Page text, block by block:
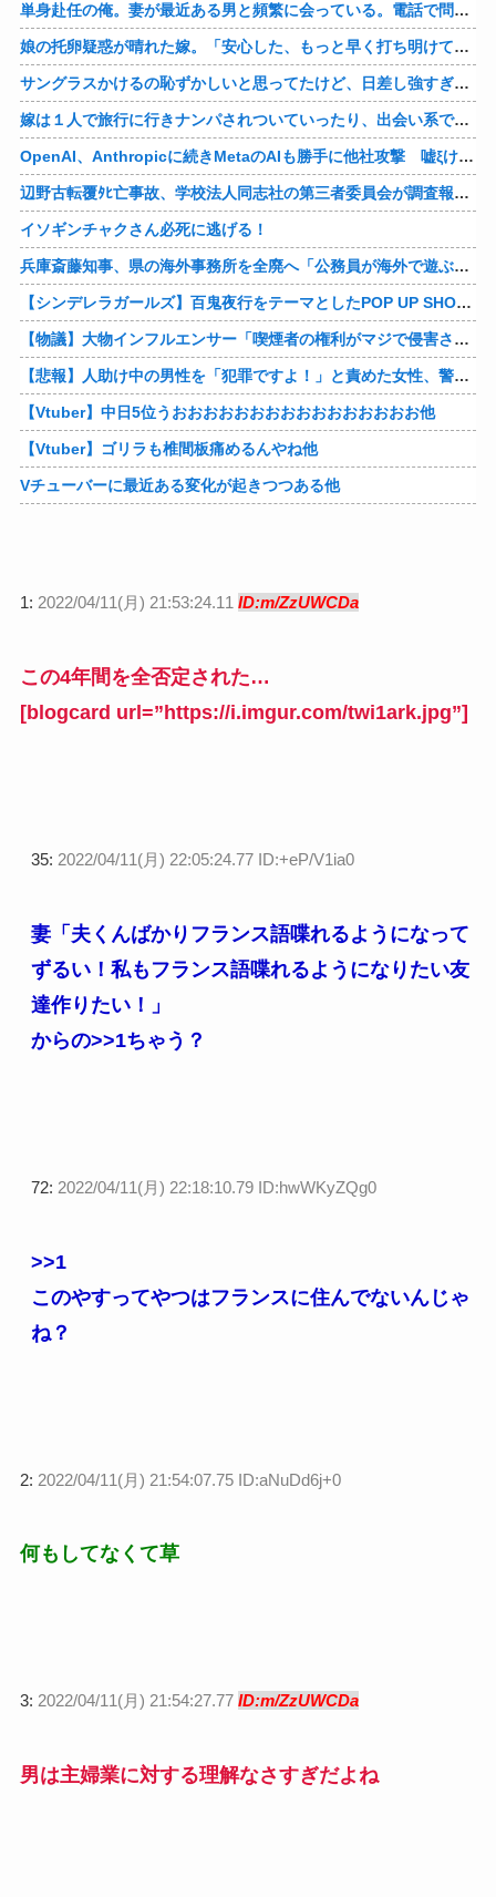
単身赴任の俺。妻が最近ある男と頻繁に会っている。電話で問い詰めた。「好きなのはアナタ、でも会えないのがツライ、寂しいから・・・」妻は、その男と不倫関係に発展した様だ…
娘の托卵疑惑が晴れた嫁。「安心した、もっと早く打ち明けて鑑定しておけばよかった」と。そして「今度こそ家族三人で幸せになりたい」と言い出した！！ごめんこうむるわｗｗ
サングラスかけるの恥ずかしいと思ってたけど、日差し強すぎてサングラスかけ始めたわ
嫁は１人で旅行に行きナンパされついていったり、出会い系で知り合った男と会ったりした。しかも酔っていて避妊もしてなかった。そしてやはり自分には夫しかいないと思ったんだとｗ
OpenAI、Anthropicに続きMetaのAIも勝手に他社攻撃 嘘ξけど何これ流行ってんの？
辺野古転覆ﾀﾋ亡事故、学校法人同志社の第三者委員会が調査報告書を公表 … 安全配慮義務違反や安全管理に関する検証を妨げた組織風土の存在を指摘
イソギンチャクさん必死に逃げる！
兵庫斎藤知事、県の海外事務所を全廃へ「公務員が海外で遊ぶためにあるだけ」
【シンデレラガールズ】百鬼夜行をテーマとしたPOP UP SHOPが東京・大阪にて開催
【物議】大物インフルエンサー「喫煙者の権利がマジで侵害されてる。いくら税金払ってるんだ」他
【悲報】人助け中の男性を「犯罪ですよ！」と責めた女性、警察が来た瞬間逃げる他
【Vtuber】中日5位うおおおおおおおおおおおおおおおお他
【Vtuber】ゴリラも椎間板痛めるんやね他
Vチューバーに最近ある変化が起きつつある他
1: 2022/04/11(月) 21:53:24.11 ID:m/ZzUWCDa
この4年間を全否定された…
[blogcard url=”https://i.imgur.com/twi1ark.jpg”]
35: 2022/04/11(月) 22:05:24.77 ID:+eP/V1ia0
妻「夫くんばかりフランス語喋れるようになって
ずるい！私もフランス語喋れるようになりたい友
達作りたい！」
からの>>1ちゃう？
72: 2022/04/11(月) 22:18:10.79 ID:hwWKyZQg0
>>1
このやすってやつはフランスに住んでないんじゃ
ね？
2: 2022/04/11(月) 21:54:07.75 ID:aNuDd6j+0
何もしてなくて草
3: 2022/04/11(月) 21:54:27.77 ID:m/ZzUWCDa
男は主婦業に対する理解なさすぎだよね